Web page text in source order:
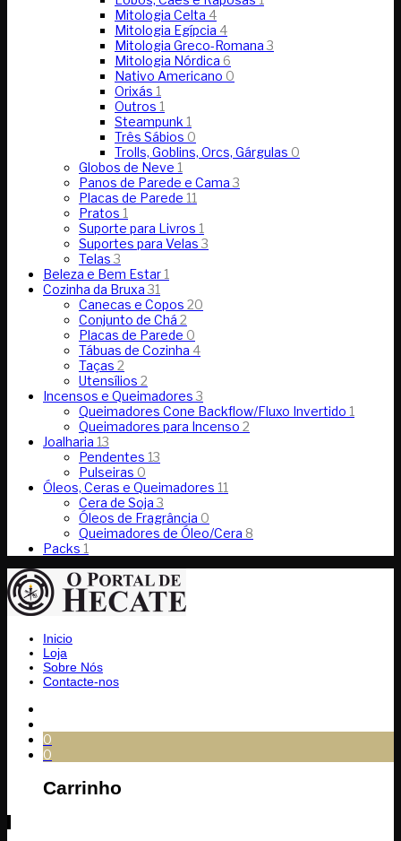
Mitologia Celta 4
Mitologia Egípcia 4
Mitologia Greco-Romana3
Mitologia Nórdica 6
Nativo Americano 0
Orixás 1
Outros 1
Steampunk 1
Três Sábios 0
Trolls, Goblins, Orcs, Gárgulas 0
Globos de Neve 1
Panos de Parede e Cama3
Placas de Parede 11
Pratos 1
Suporte para Livros 1
Suportes para Velas3
Telas3
Beleza e Bem Estar 1
Cozinha da Bruxa31
Canecas e Copos 20
Conjunto de Chá 2
Placas de Parede 0
Tábuas de Cozinha 4
Taças 2
Utensílios 2
Incensos e Queimadores3
Queimadores Cone Backflow/Fluxo Invertido 1
Queimadores para Incenso 2
Joalharia 13
Pendentes 13
Pulseiras 0
Óleos, Ceras e Queimadores 11
Cera de Soja3
Óleos de Fragrância 0
Queimadores de Óleo/Cera 8
Packs 1
Inicio
Loja
Sobre Nós
Contacte-nos
0
0
Carrinho